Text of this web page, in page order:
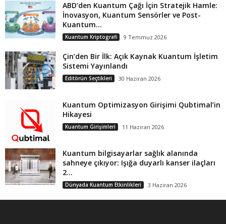
ABD’den Kuantum Çağı İçin Stratejik Hamle:
İnovasyon, Kuantum Sensörler ve Post-
Kuantum...
Kuantum Kriptografi 9 Temmuz 2026
Çin’den Bir İlk: Açık Kaynak Kuantum İşletim
Sistemi Yayınlandı
Editörün Seçtikleri 30 Haziran 2026
Kuantum Optimizasyon Girişimi Qubtimal’in
Hikayesi
Kuantum Girişimleri 11 Haziran 2026
Kuantum bilgisayarlar sağlık alanında
sahneye çıkıyor: Işığa duyarlı kanser ilaçları
2...
Dünyada Kuantum Etkinlikleri 3 Haziran 2026